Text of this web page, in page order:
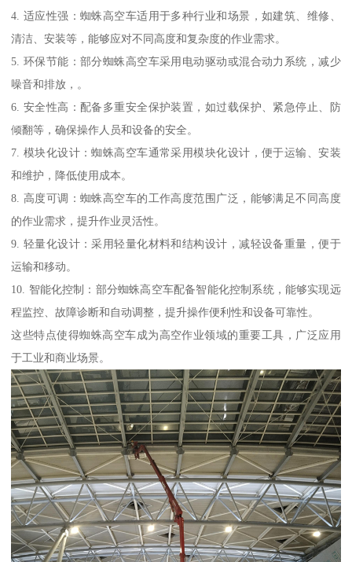
4. 适应性强：蜘蛛高空车适用于多种行业和场景，如建筑、维修、
清洁、安装等，能够应对不同高度和复杂度的作业需求。
5. 环保节能：部分蜘蛛高空车采用电动驱动或混合动力系统，减少
噪音和排放，。
6. 安全性高：配备多重安全保护装置，如过载保护、紧急停止、防
倾翻等，确保操作人员和设备的安全。
7. 模块化设计：蜘蛛高空车通常采用模块化设计，便于运输、安装
和维护，降低使用成本。
8. 高度可调：蜘蛛高空车的工作高度范围广泛，能够满足不同高度
的作业需求，提升作业灵活性。
9. 轻量化设计：采用轻量化材料和结构设计，减轻设备重量，便于
运输和移动。
10. 智能化控制：部分蜘蛛高空车配备智能化控制系统，能够实现远
程监控、故障诊断和自动调整，提升操作便利性和设备可靠性。
这些特点使得蜘蛛高空车成为高空作业领域的重要工具，广泛应用
于工业和商业场景。